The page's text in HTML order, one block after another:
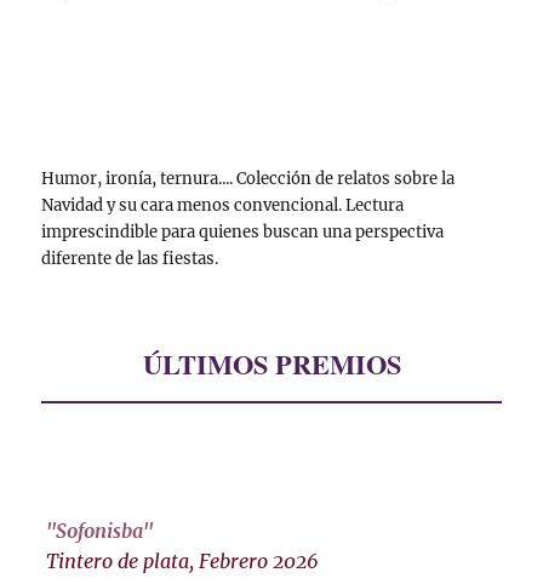
Humor, ironía, ternura.... Colección de relatos sobre la
Navidad y su cara menos convencional. Lectura
imprescindible para quienes buscan una perspectiva
diferente de las fiestas.
ÚLTIMOS PREMIOS
"Sofonisba"
Tintero de plata, Febrero 2026